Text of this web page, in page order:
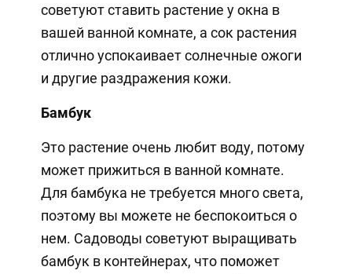
советуют ставить растение у окна в
вашей ванной комнате, а сок растения
отлично успокаивает солнечные ожоги
и другие раздражения кожи.
Бамбук
Это растение очень любит воду, потому
может прижиться в ванной комнате.
Для бамбука не требуется много света,
поэтому вы можете не беспокоиться о
нем. Садоводы советуют выращивать
бамбук в контейнерах, что поможет